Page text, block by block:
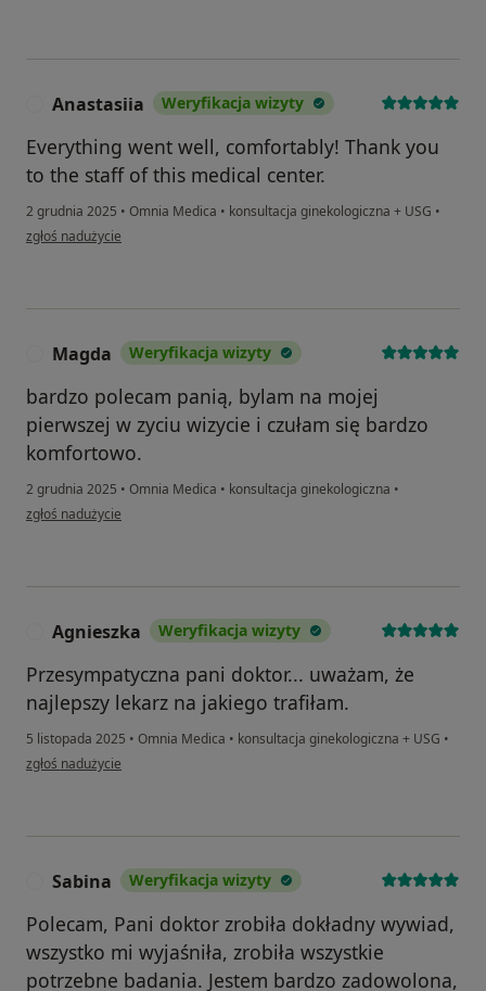
Anastasiia Weryfikacja wizyty
Everything went well, comfortably! Thank you
to the staff of this medical center.
2 grudnia 2025 • Omnia Medica • konsultacja ginekologiczna + USG •
w opinii użytkownika Anastasiia
zgłoś nadużycie
Magda Weryfikacja wizyty
bardzo polecam panią, bylam na mojej
pierwszej w zyciu wizycie i czułam się bardzo
komfortowo.
2 grudnia 2025 • Omnia Medica • konsultacja ginekologiczna •
w opinii użytkownika Magda
zgłoś nadużycie
Agnieszka Weryfikacja wizyty
Przesympatyczna pani doktor... uważam, że
najlepszy lekarz na jakiego trafiłam.
5 listopada 2025 • Omnia Medica • konsultacja ginekologiczna + USG •
w opinii użytkownika Agnieszka
zgłoś nadużycie
Sabina Weryfikacja wizyty
Polecam, Pani doktor zrobiła dokładny wywiad,
wszystko mi wyjaśniła, zrobiła wszystkie
potrzebne badania. Jestem bardzo zadowolona,